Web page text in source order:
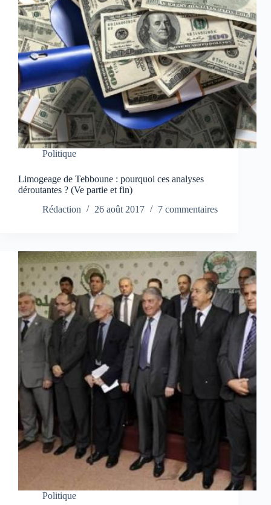
Politique
Limogeage de Tebboune : pourquoi ces analyses
déroutantes ? (Ve partie et fin)
Rédaction
26 août 2017 7 commentaires
Politique